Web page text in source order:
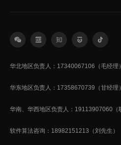
华北地区负责人：17340067106（毛经理）
华东地区负责人：17358670739（甘经理）
华南、华西地区负责人：19113907060（
软件算法咨询：18982151213（刘先生）